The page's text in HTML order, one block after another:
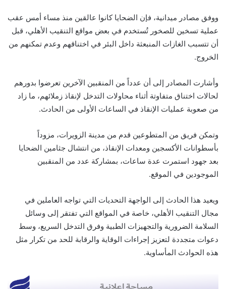
ووفق مصادر ميدانية، فإن الضحايا كانوا عالقين منذ مساء أمس عقب
عملية تسخين للصخور تُستخدم في بعض مواقع التنقيب الأهلي، قبل
أن تتسبب الغازات المنبعثة داخل البئر في اختناقهم وعدم تمكنهم من
الخروج.
وأشارت المصادر إلى أن عدداً من المنقبين الآخرين تعرضوا بدورهم
لحالات اختناق متفاوتة أثناء محاولات التدخل لإنقاذ زملائهم، ما زاد
من صعوبة عمليات الإنقاذ في الساعات الأولى من الحادث.
وتمكن فريق من المتطوعين قدم من مدينة الزويرات، مزوداً
بأسطوانات الأكسجين ومعدات الإنقاذ، من انتشال جثامين الضحايا
بعد جهود استمرت عدة ساعات، بمشاركة عدد من المنقبين
الموجودين في الموقع.
ويعيد هذا الحادث إلى الواجهة التحديات التي تواجه العاملين في
مجال التنقيب الأهلي، خاصة في المواقع التي تفتقر إلى وسائل
السلامة الضرورية والتجهيزات الطبية وفرق التدخل السريع، وسط
دعوات متجددة لتعزيز إجراءات الوقاية والرقابة للحد من تكرار مثل
هذه الحوادث المأساوية.